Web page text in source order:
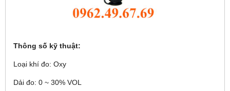
Thông số kỹ thuật:
Loại khí đo: Oxy
Dải đo: 0 ~ 30% VOL